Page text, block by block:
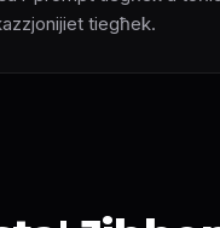
tiegħek.